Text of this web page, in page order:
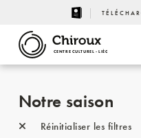
CENTRE CULTUREL - LIÈGE
Notre saison
Réinitialiser les filtres